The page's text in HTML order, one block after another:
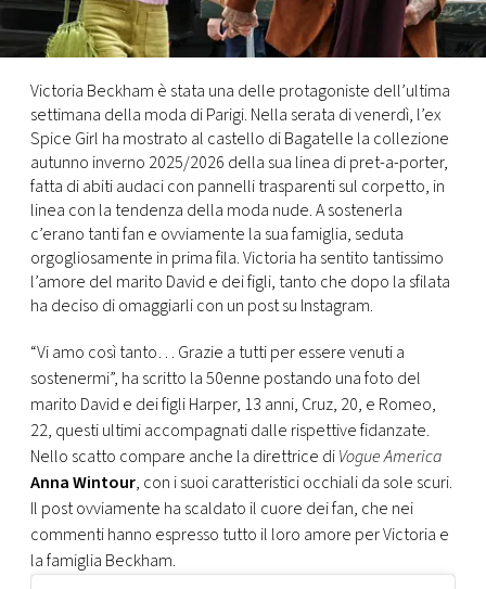
TV
PRINCIPATO
DI
MONACO
RMC
CONSIGLIA
Victoria Beckham è stata una delle protagoniste dell’ultima
settimana della moda di Parigi. Nella serata di venerdì, l’ex
Spice Girl ha mostrato al castello di Bagatelle la collezione
autunno inverno 2025/2026 della sua linea di pret-a-porter,
fatta di abiti audaci con pannelli trasparenti sul corpetto, in
linea con la tendenza della moda nude. A sostenerla
c’erano tanti fan e ovviamente la sua famiglia, seduta
orgogliosamente in prima fila. Victoria ha sentito tantissimo
l’amore del marito David e dei figli, tanto che dopo la sfilata
ha deciso di omaggiarli con un post su Instagram.
“Vi amo così tanto… Grazie a tutti per essere venuti a
sostenermi”, ha scritto la 50enne postando una foto del
marito David e dei figli Harper, 13 anni, Cruz, 20, e Romeo,
22, questi ultimi accompagnati dalle rispettive fidanzate.
Nello scatto compare anche la direttrice diVogue America
Anna Wintour, con i suoi caratteristici occhiali da sole scuri.
Il post ovviamente ha scaldato il cuore dei fan, che nei
commenti hanno espresso tutto il loro amore per Victoria e
la famiglia Beckham.